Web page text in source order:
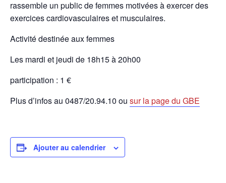
rassemble un public de femmes motivées à exercer des
exercices cardiovasculaires et musculaires.
Activité destinée aux femmes
Les mardi et jeudi de 18h15 à 20h00
participation : 1 €
Plus d’infos au 0487/20.94.10 ou sur la page du GBE
Ajouter au calendrier